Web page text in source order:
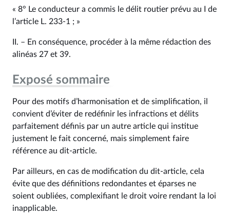
« 8° Le conducteur a commis le délit routier prévu au I de
l’article L. 233‑1 ; »
II. – En conséquence, procéder à la même rédaction des
alinéas 27 et 39.
Exposé sommaire
Pour des motifs d’harmonisation et de simplification, il
convient d’éviter de redéfinir les infractions et délits
parfaitement définis par un autre article qui institue
justement le fait concerné, mais simplement faire
référence au dit-article.
Par ailleurs, en cas de modification du dit-article, cela
évite que des définitions redondantes et éparses ne
soient oubliées, complexifiant le droit voire rendant la loi
inapplicable.